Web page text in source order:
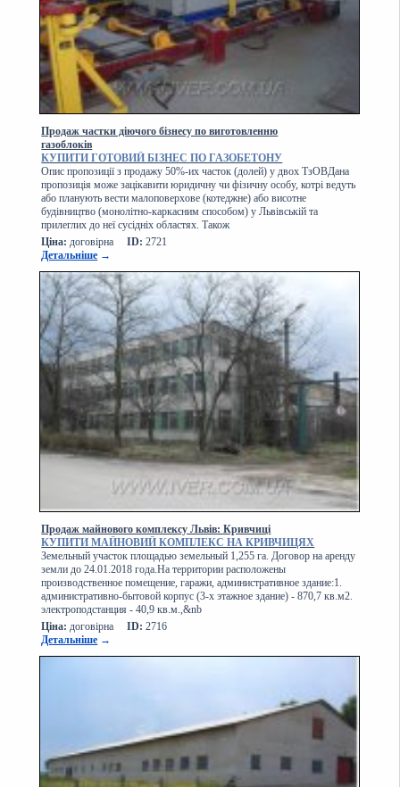
Продаж частки діючого бізнесу по виготовленню
газоблоків
КУПИТИ ГОТОВИЙ БІЗНЕС ПО ГАЗОБЕТОНУ
Опис пропозиції з продажу 50%-их часток (долей) у двох ТзОВДана
пропозиція може зацікавити юридичну чи фізичну особу, котрі ведуть
або планують вести малоповерхове (котеджне) або висотне
будівництво (монолітно-каркасним способом) у Львівській та
прилеглих до неї сусідніх областях. Також
Ціна: договірна ID: 2721
Детальніше →
Продаж майнового комплексу Львів: Кривчиці
КУПИТИ МАЙНОВИЙ КОМПЛЕКС НА КРИВЧИЦЯХ
Земельный участок площадью земельный 1,255 га. Договор на аренду
земли до 24.01.2018 года.На территории расположены
производственное помещение, гаражи, административное здание:1.
административно-бытовой корпус (3-х этажное здание) - 870,7 кв.м2.
электроподстанция - 40,9 кв.м.,&nb
Ціна: договірна ID: 2716
Детальніше →